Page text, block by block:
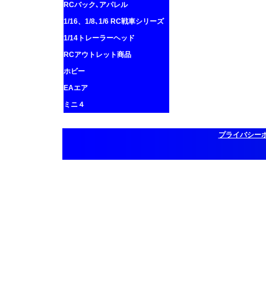
RCバック､アパレル
1/16、1/8､1/6 RC戦車シリーズ
1/14トレーラーヘッド
RCアウトレット商品
ホビー
EAエア
ミニ４
プライバシー